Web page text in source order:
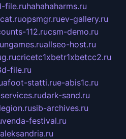
file.ruhahahaharms.ru
opsmgr.ruev-gallery.ru
112.rucsm-demo.ru
allseo-host.ru
cricetc1xbetr1xbetcc2.ru
file.ru
statti.rue-abis1c.ru
dark-sand.ru
sib-archives.ru
venda-festival.ru